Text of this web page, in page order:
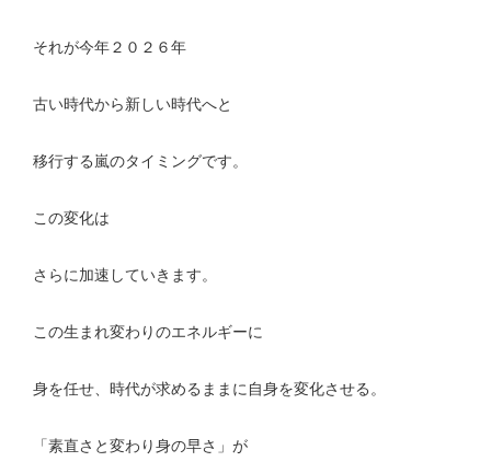
それが今年２０２６年
古い時代から新しい時代へと
移行する嵐のタイミングです。
この変化は
さらに加速していきます。
この生まれ変わりのエネルギーに
身を任せ、時代が求めるままに自身を変化させる。
「素直さと変わり身の早さ」が